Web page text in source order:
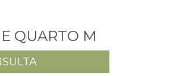
QUARTO M